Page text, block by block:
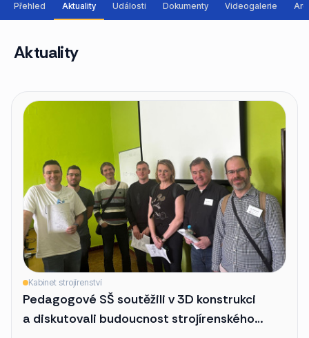
Přehled Aktuality Události Dokumenty Videogalerie
Aktuality
Kabinet strojírenství
Pedagogové SŠ soutěžili v 3D konstrukci
a diskutovali budoucnost strojírenského